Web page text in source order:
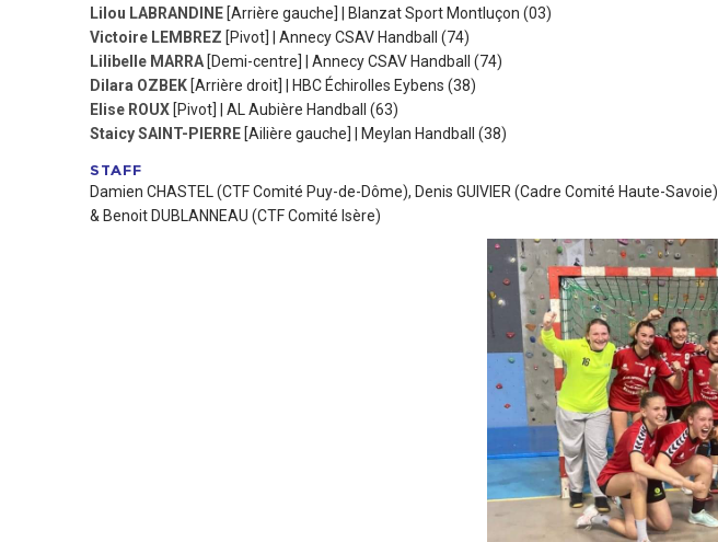
Lilou LABRANDINE [Arrière gauche] | Blanzat Sport Montluçon (03)
Victoire LEMBREZ [Pivot] | Annecy CSAV Handball (74)
Lilibelle MARRA[Demi-centre] | Annecy CSAV Handball (74)
Dilara OZBEK [Arrière droit] | HBC Échirolles Eybens (38)
Elise ROUX [Pivot] | AL Aubière Handball (63)
Staicy SAINT-PIERRE [Ailière gauche] | Meylan Handball (38)
STAFF
Damien CHASTEL (CTF Comité Puy-de-Dôme), Denis GUIVIER (Cadre Comité Haute-Savoie)
& Benoit DUBLANNEAU (CTF Comité Isère)